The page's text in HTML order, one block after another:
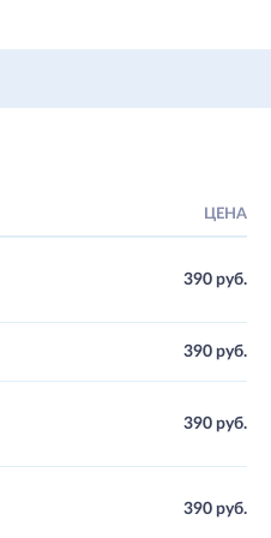
ЦЕНА
390 руб.
390 руб.
390 руб.
390 руб.